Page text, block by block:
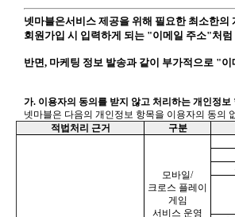
넷마블은서비스 제공을 위해 필요한 최소한의
회원가입 시 입력하게 되는 "이메일 주소"처
반면, 마케팅 정보 발송과 같이 부가적으로 "
가. 이용자의 동의를 받지 않고 처리하는 개인정보
넷마블은 다음의 개인정보 항목을 이용자의 동의
적법처리 근거
구분
모바일/
크로스 플레이
게임
서비스 운영